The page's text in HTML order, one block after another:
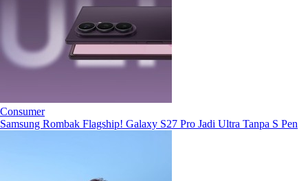
Consumer
Samsung Rombak Flagship! Galaxy S27 Pro Jadi Ultra Tanpa S Pen